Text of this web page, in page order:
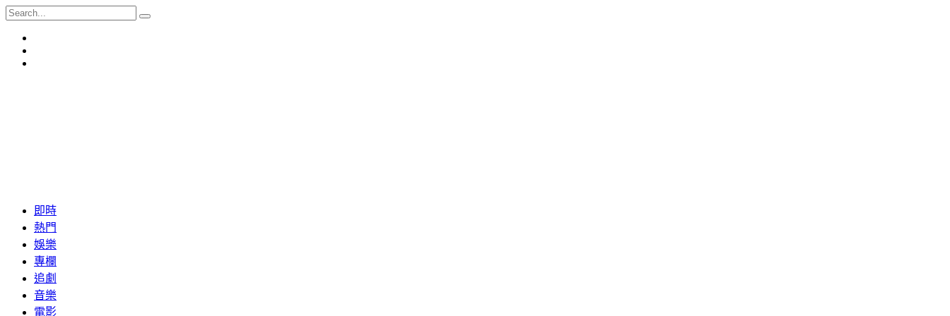
即時
熱門
娛樂
專欄
追劇
音樂
電影